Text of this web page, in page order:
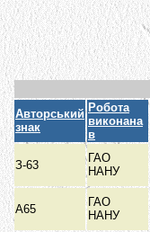
Авторський
знак
Робота
виконана
в
З-63
ГАО
НАНУ
А65
ГАО
НАНУ